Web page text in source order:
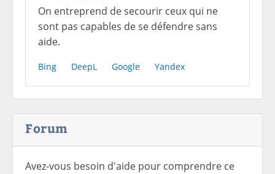
On entreprend de secourir ceux qui ne
sont pas capables de se défendre sans
aide.
Bing DeepL Google Yandex
Forum
Avez-vous besoin d'aide pour comprendre ce